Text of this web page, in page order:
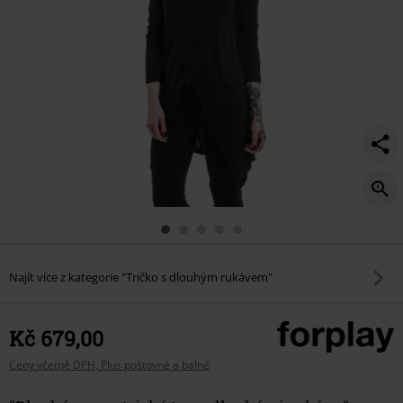
Najít více z kategorie "Tričko s dlouhým rukávem"
Kč 679,00
Ceny včetně DPH, Plus poštovné a balné